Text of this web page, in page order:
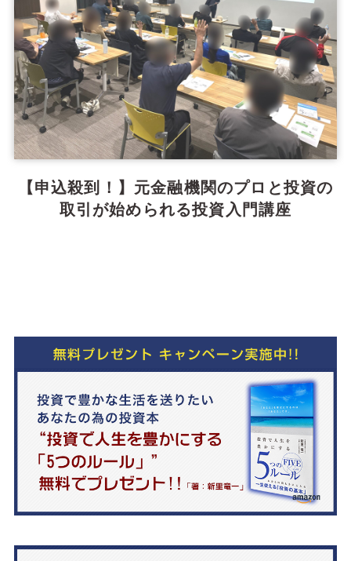
【申込殺到！】元金融機関のプロと投資の
取引が始められる投資入門講座